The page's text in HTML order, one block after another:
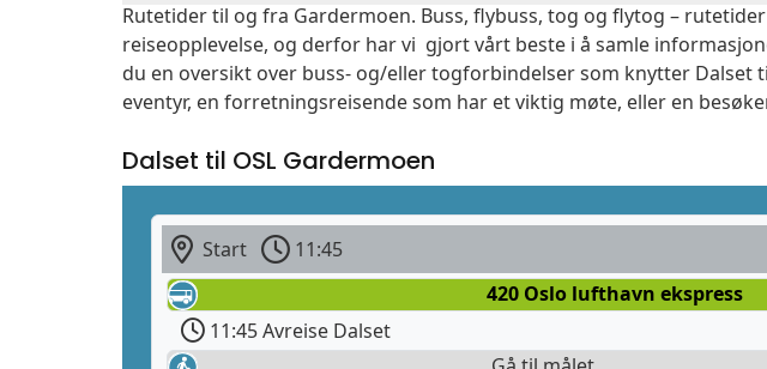
Rutetider til og fra Gardermoen. Buss, flybuss, tog og flytog –
reiseopplevelse, og derfor har vi gjort vårt beste i å samle
du en oversikt over buss- og/eller togforbindelser som knytter Dalset
eventyr, en forretningsreisende som har et viktig møte, eller en
Dalset til OSL Gardermoen
Start 11:45
420 Oslo lufthavn ekspress
11:45 Avreise Dalset